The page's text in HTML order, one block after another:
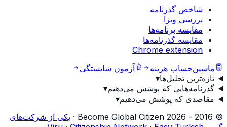
شاخص گذرنامه
بررسی ویزا
مقایسه برنامه‌ها
مقایسه گذرنامه‌ها
Chrome extension
ماشین‌حساب هزینه
آزمون شایستگی
تازه‌ترین تحلیل‌ها▾
گذرنامه‌هایی که پوشش می‌دهیم▾
مقاصدی که پوشش می‌دهیم▾
©
2016
-
2026
یکی از شرکت‌های